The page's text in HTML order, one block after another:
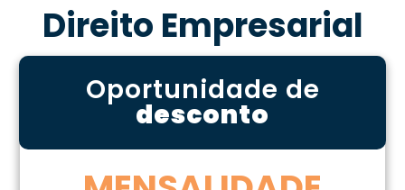
Direito Empresarial
Oportunidade de
desconto